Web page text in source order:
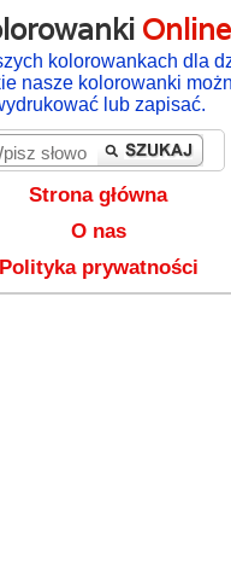
Online
kolorowankach dla
nasze kolorowanki
lub zapisać.
Strona główna
O nas
Polityka prywatności